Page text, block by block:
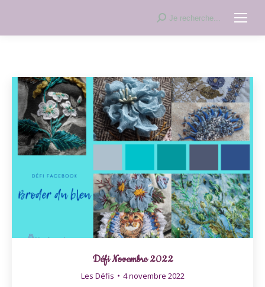
Recherche
:
Je recherche...
Défi Novembre 2022
Les Défis 4 novembre 2022